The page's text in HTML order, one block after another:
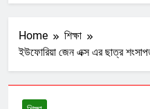
Home
শিক্ষা
ইউফোরিয়া জেন এক্স এর ছাত্র